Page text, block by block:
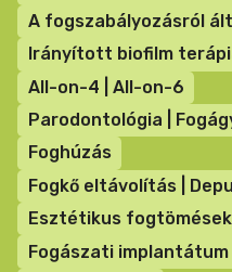
A fogszabályozásról
Irányított biofilm
All-on-4 | All-on-6
Parodontológia |
Foghúzás
Fogkő eltávolítás |
Esztétikus fogtömések
Fogászati implantátum